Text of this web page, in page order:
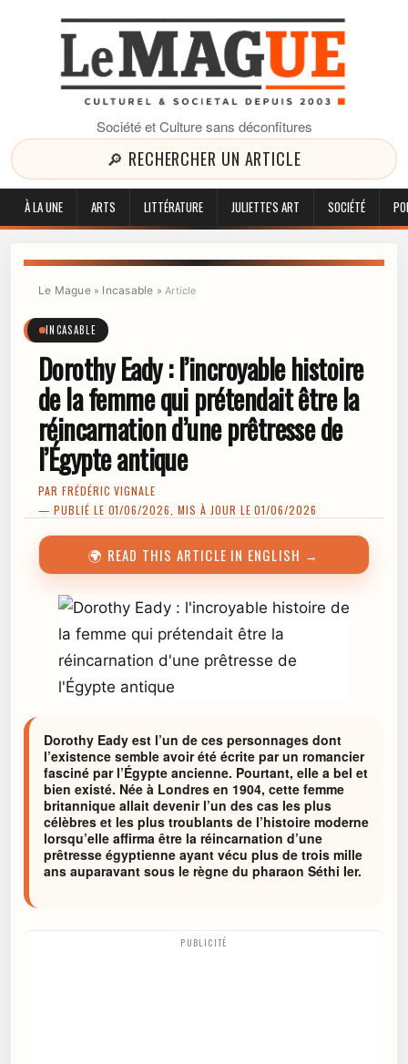
Société et Culture sans déconfitures
🔎 RECHERCHER UN ARTICLE
À LA UNE ARTS LITTÉRATURE JULIETTE'S ART SOCIÉTÉ
Le Mague» Incasable »Article
INCASABLE
Dorothy Eady : l’incroyable histoire
de la femme qui prétendait être la
réincarnation d’une prêtresse de
l’Égypte antique
PAR FRÉDÉRIC VIGNALE
— PUBLIÉ LE 01/06/2026, MIS À JOUR LE 01/06/2026
🌍 READ THIS ARTICLE IN ENGLISH →
Dorothy Eady est l’un de ces personnages dont
l’existence semble avoir été écrite par un romancier
fasciné par l’Égypte ancienne. Pourtant, elle a bel et
bien existé. Née à Londres en 1904, cette femme
britannique allait devenir l’un des cas les plus
célèbres et les plus troublants de l’histoire moderne
lorsqu’elle affirma être la réincarnation d’une
prêtresse égyptienne ayant vécu plus de trois mille
ans auparavant sous le règne du pharaon Séthi Ier.
PUBLICITÉ